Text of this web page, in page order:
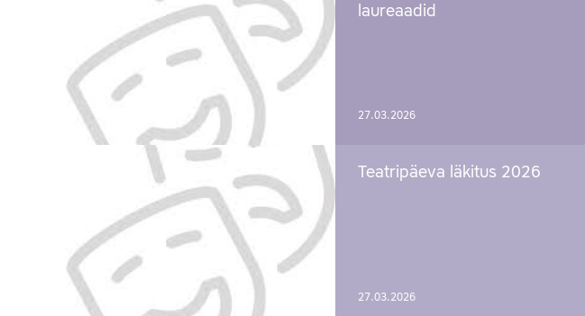
laureaadid
27.03.2026
Teatripäeva läkitus 2026
27.03.2026